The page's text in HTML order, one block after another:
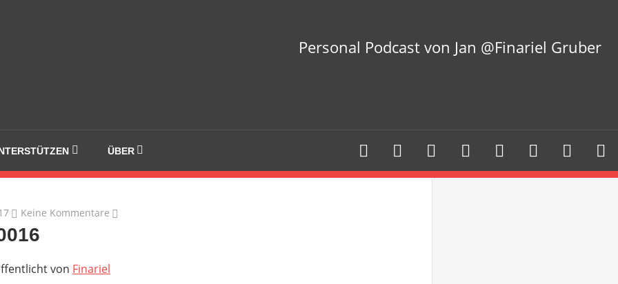
Personal Podcast von Jan @Finariel Gruber
ÜBER
Keine Kommentare
von Finariel